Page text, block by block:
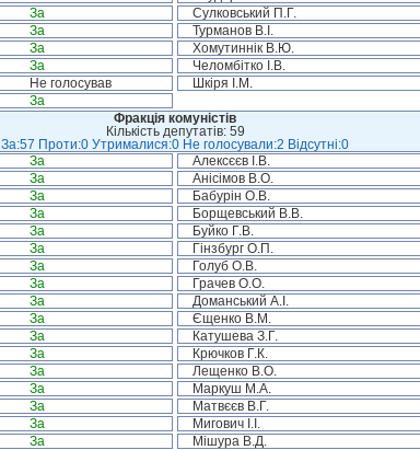
За Сулковський П.Г.
За Турманов В.І.
За Хомутиннік В.Ю.
За Челомбітко І.В.
Не голосував Шкіря І.М.
За
Фракція комуністів
Кількість депутатів: 59
За:57 Проти:0 Утрималися:0 Не голосували:2 Відсутні:0
За Алексєєв І.В.
За Анісімов В.О.
За Бабурін О.В.
За Борщевський В.В.
За Буйко Г.В.
За Гінзбург О.П.
За Голуб О.В.
За Грачев О.О.
За Доманський А.І.
За Єщенко В.М.
За Катушева З.Г.
За Крючков Г.К.
За Лещенко В.О.
За Маркуш М.А.
За Матвєєв В.Г.
За Мигович І.І.
За Мішура В.Д.